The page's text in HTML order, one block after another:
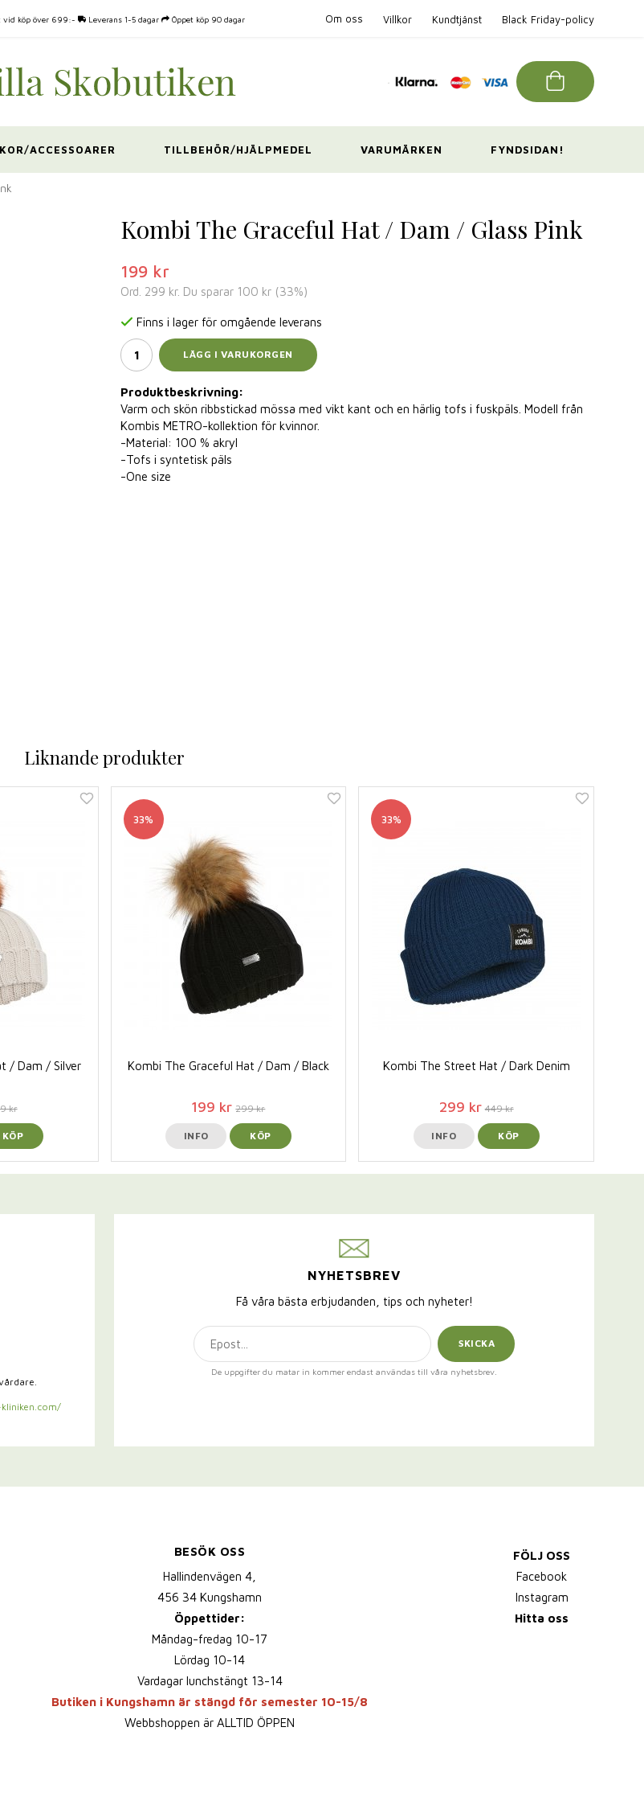
vid köp över 699:- Leverans 1-5 dagar Öppet köp 90 dagar Om oss Villkor Kundtjänst Black Friday-policy
ACCESSOARER TILLBEHÖR/HJÄLPMEDEL VARUMÄRKEN FYNDSIDAN!
Kombi The Graceful Hat / Dam / Glass Pink
199 kr
Ord. 299 kr. Du sparar 100 kr (33%)
Finns i lager för omgående leverans
LÄGG I VARUKORGEN
Produktbeskrivning:
Varm och skön ribbstickad mössa med vikt kant och en härlig tofs i fuskpäls. Modell från
Kombis METRO-kollektion för kvinnor.
-Material: 100 % akryl
-Tofs i syntetisk päls
-One size
Liknande produkter
/ Dam / Silver
kr
KÖP
33%
Kombi The Graceful Hat / Dam / Black
199 kr 299 kr
INFO KÖP
33%
Kombi The Street Hat / Dark Denim
299 kr 449 kr
INFO KÖP
NYHETSBREV
Få våra bästa erbjudanden, tips och nyheter!
SKICKA
De uppgifter du matar in kommer endast användas till våra nyhetsbrev.
BESÖK OSS
Hallindenvägen 4,
456 34 Kungshamn
Öppettider:
Måndag-fredag 10-17
Lördag 10-14
Vardagar lunchstängt 13-14
Butiken i Kungshamn är stängd för semester 10-15/8
Webbshoppen är ALLTID ÖPPEN
FÖLJ OSS
Facebook
Instagram
Hitta oss